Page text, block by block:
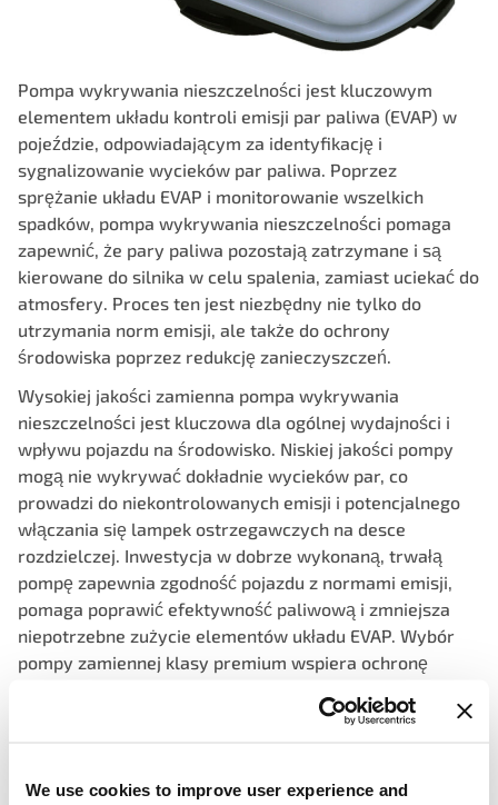
We use cookies to improve user experience and
Pompa wykrywania nieszczelności jest kluczowym
elementem układu kontroli emisji par paliwa (EVAP) w
pojeździe, odpowiadającym za identyfikację i
sygnalizowanie wycieków par paliwa. Poprzez
sprężanie układu EVAP i monitorowanie wszelkich
spadków, pompa wykrywania nieszczelności pomaga
zapewnić, że pary paliwa pozostają zatrzymane i są
kierowane do silnika w celu spalenia, zamiast uciekać do
atmosfery. Proces ten jest niezbędny nie tylko do
utrzymania norm emisji, ale także do ochrony
środowiska poprzez redukcję zanieczyszczeń.
Wysokiej jakości zamienna pompa wykrywania
nieszczelności jest kluczowa dla ogólnej wydajności i
wpływu pojazdu na środowisko. Niskiej jakości pompy
mogą nie wykrywać dokładnie wycieków par, co
prowadzi do niekontrolowanych emisji i potencjalnego
włączania się lampek ostrzegawczych na desce
rozdzielczej. Inwestycja w dobrze wykonaną, trwałą
pompę zapewnia zgodność pojazdu z normami emisji,
pomaga poprawić efektywność paliwową i zmniejsza
niepotrzebne zużycie elementów układu EVAP. Wybór
pompy zamiennej klasy premium wspiera ochronę
identification of leaks for enhanced vehicle